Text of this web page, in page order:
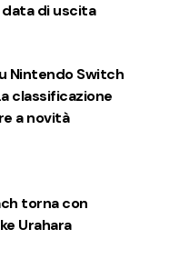
di uscita
Nintendo Switch
classificazione
a novità
torna con
Urahara